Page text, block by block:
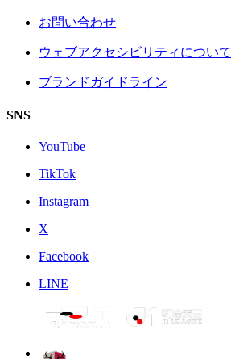
お問い合わせ
ウェブアクセシビリティについて
ブランドガイドライン
SNS
YouTube
TikTok
Instagram
X
Facebook
LINE